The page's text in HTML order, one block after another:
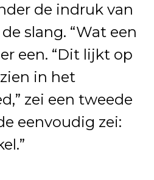
de indruk van
slang. “Wat een
een. “Dit lijkt op
in het
zei een tweede
eenvoudig zei: